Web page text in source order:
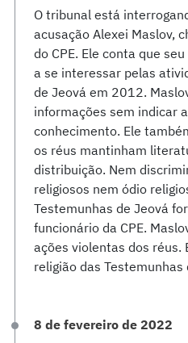
O tribunal está
acusação Alexei Maslov,
do CPE. Ele conta que
a se interessar pelas
de Jeová em 2012.
informações sem indicar
conhecimento. Ele
os réus mantinham
distribuição. Nem
religiosos nem ódio
Testemunhas de Jeová
funcionário da CPE.
ações violentas dos réus.
religião das
8 de fevereiro de 2022